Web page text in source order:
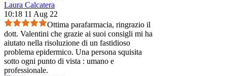
Laura Calcatera
10:18 11 Aug 22
Ottima parafarmacia, ringrazio il
dott. Valentini che grazie ai suoi consigli mi ha
aiutato nella risoluzione di un fastidioso
problema epidermico. Una persona squisita
sotto ogni punto di vista : umano e
professionale.